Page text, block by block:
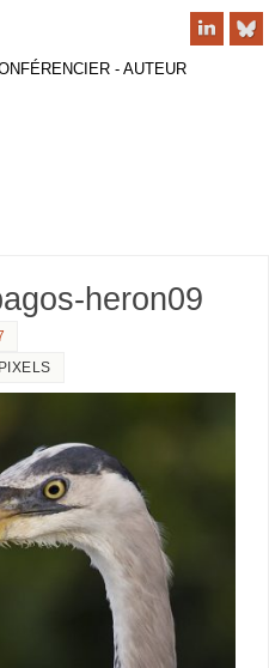
- AUTEUR
heron09
PIXELS